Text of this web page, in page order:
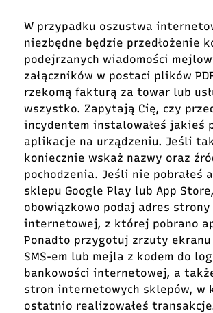
W przypadku oszustwa
niezbędne będzie przedłożenie
podejrzanych wiadomości
załączników w postaci plików
rzekomą fakturą za towar lub
wszystko. Zapytają Cię, czy
incydentem instalowałeś jakieś
aplikacje na urządzeniu. Jeśli
koniecznie wskaż nazwy oraz
pochodzenia. Jeśli nie pobrałeś
sklepu Google Play lub App
obowiązkowo podaj adres strony
internetowej, z której pobrano
Ponadto przygotuj zrzuty
SMS-em lub mejla z kodem do
bankowości internetowej, a
stron internetowych sklepów, w
ostatnio realizowałeś